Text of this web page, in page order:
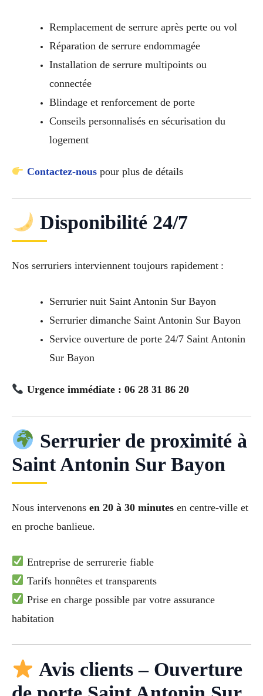
Remplacement de serrure après perte ou vol
Réparation de serrure endommagée
Installation de serrure multipoints ou
connectée
Blindage et renforcement de porte
Conseils personnalisés en sécurisation du
logement
Contactez-nouspour plus de détails
Disponibilité 24/7
Nos serruriers interviennent toujours rapidement :
Serrurier nuit Saint Antonin Sur Bayon
Serrurier dimanche Saint Antonin Sur Bayon
Service ouverture de porte 24/7 Saint Antonin
Sur Bayon
Urgence immédiate : 06 28 31 86 20
Serrurier de proximité à
Saint Antonin Sur Bayon
Nous intervenons en 20 à 30 minutes en centre-ville et
en proche banlieue.
Entreprise de serrurerie fiable
Tarifs honnêtes et transparents
Prise en charge possible par votre assurance
habitation
Avis clients – Ouverture